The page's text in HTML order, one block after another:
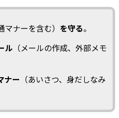
マナーを含む） を守る。
ル （メールの作成、外部メモ
ナー （あいさつ、身だしなみ